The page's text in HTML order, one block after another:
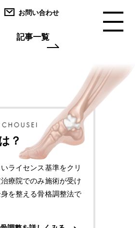
お問い合わせ
記事一覧
？
ライセンス基準をクリ
療院でのみ施術が受け
を整える骨格調整法で